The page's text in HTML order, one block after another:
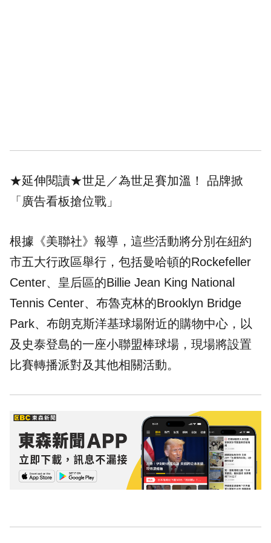
★延伸閱讀★世足／為世足賽加溫！ 品牌掀
「廣告看板搶位戰」
根據《美聯社》報導，這些活動將分別在紐約
市五大行政區舉行，包括曼哈頓的Rockefeller
Center、皇后區的Billie Jean King National
Tennis Center、布魯克林的Brooklyn Bridge
Park、布朗克斯洋基球場附近的購物中心，以
及史泰登島的一座小聯盟棒球場，現場將設置
比賽轉播派對及其他相關活動。